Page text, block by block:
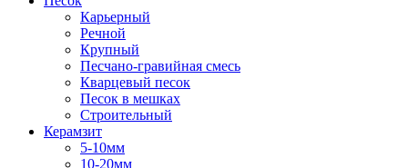
Карьерный
Речной
Крупный
Песчано-гравийная смесь
Кварцевый песок
Песок в мешках
Строительный
Керамзит
5-10мм
10-20мм